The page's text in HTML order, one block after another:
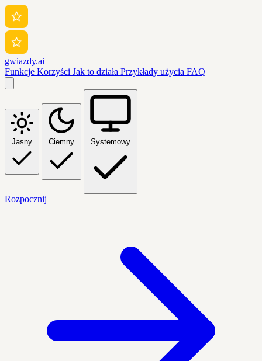
gwiazdy.ai
Funkcje Korzyści Jak to działa Przykłady użycia FAQ
Jasny Ciemny Systemowy
Rozpocznij